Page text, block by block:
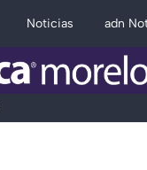
Noticias adn